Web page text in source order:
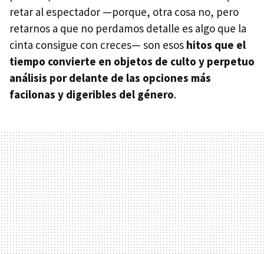
retar al espectador —porque, otra cosa no, pero
retarnos a que no perdamos detalle es algo que la
cinta consigue con creces— son esos hitos que el
tiempo convierte en objetos de culto y perpetuo
análisis por delante de las opciones más
facilonas y digeribles del género.